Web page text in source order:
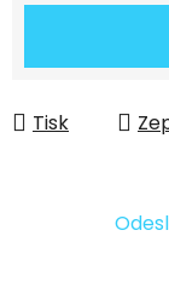
Tisk